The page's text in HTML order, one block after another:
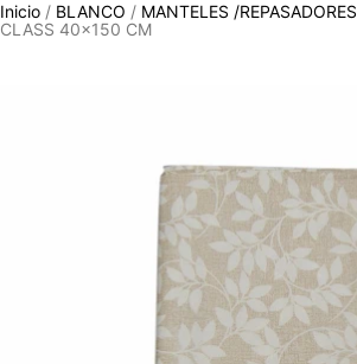
Inicio / BLANCO / MANTELES /REPASADORES
CLASS 40×150 CM